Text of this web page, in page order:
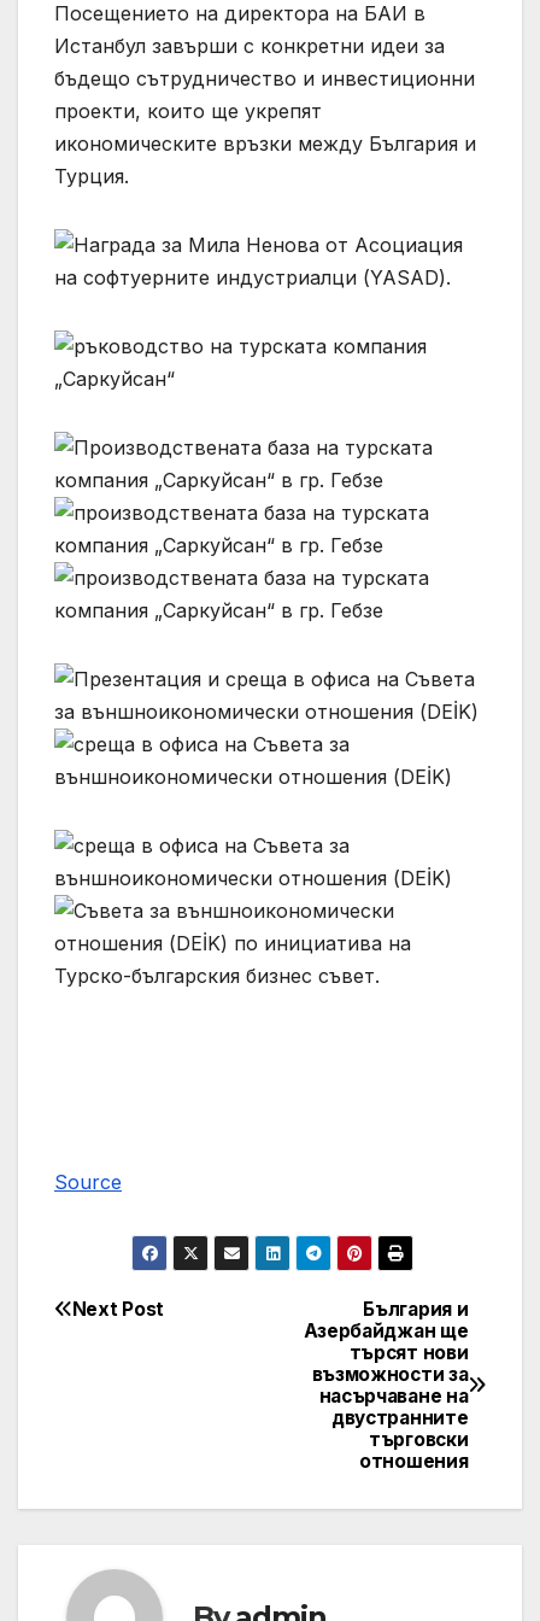
Посещението на директора на БАИ в
Истанбул завърши с конкретни идеи за
бъдещо сътрудничество и инвестиционни
проекти, които ще укрепят
икономическите връзки между България и
Турция.
Source
Post
България и
Азербайджан ще
търсят нови
възможности за
насърчаване на
двустранните
търговски
отношения
Next Post